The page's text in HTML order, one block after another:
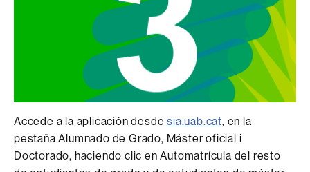
Accede a la aplicación desdesia.uab.cat, en la
pestaña Alumnado de Grado, Máster oficial i
Doctorado, haciendo clic en Automatrícula del resto